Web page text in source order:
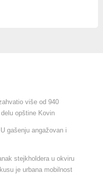
više od 940
opštine Kovin
gašenju angažovan i
stejkholdera u okviru
je urbana mobilnost